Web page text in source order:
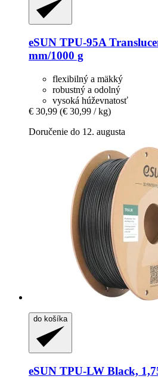
eSUN TPU-​95A
mm/1000 g
flexibilný a mäkký
robustný a odolný
vysoká húževnatosť
€ 30,99 (€ 30,99 / kg)
Doručenie do 12. augusta
do košíka
eSUN TPU-​LW Black,